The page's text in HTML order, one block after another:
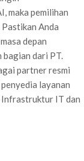
maka pemilihan
Anda
depan
bagian dari PT.
partner resmi
layanan
IT dan